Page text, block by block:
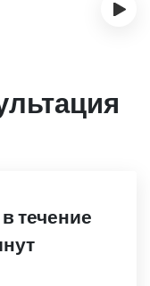
›
течение